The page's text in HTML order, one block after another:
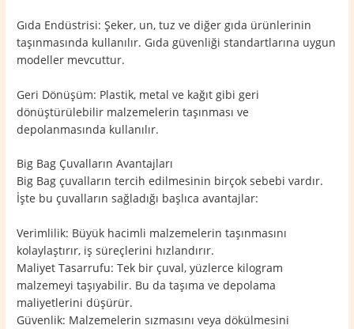
Gıda Endüstrisi: Şeker, un, tuz ve diğer gıda ürünlerinin
taşınmasında kullanılır. Gıda güvenliği standartlarına uygun
modeller mevcuttur.
Geri Dönüşüm: Plastik, metal ve kağıt gibi geri
dönüştürülebilir malzemelerin taşınması ve
depolanmasında kullanılır.
Big Bag Çuvalların Avantajları
Big Bag çuvalların tercih edilmesinin birçok sebebi vardır.
İşte bu çuvalların sağladığı başlıca avantajlar:
Verimlilik: Büyük hacimli malzemelerin taşınmasını
kolaylaştırır, iş süreçlerini hızlandırır.
Maliyet Tasarrufu: Tek bir çuval, yüzlerce kilogram
malzemeyi taşıyabilir. Bu da taşıma ve depolama
maliyetlerini düşürür.
Güvenlik: Malzemelerin sızmasını veya dökülmesini